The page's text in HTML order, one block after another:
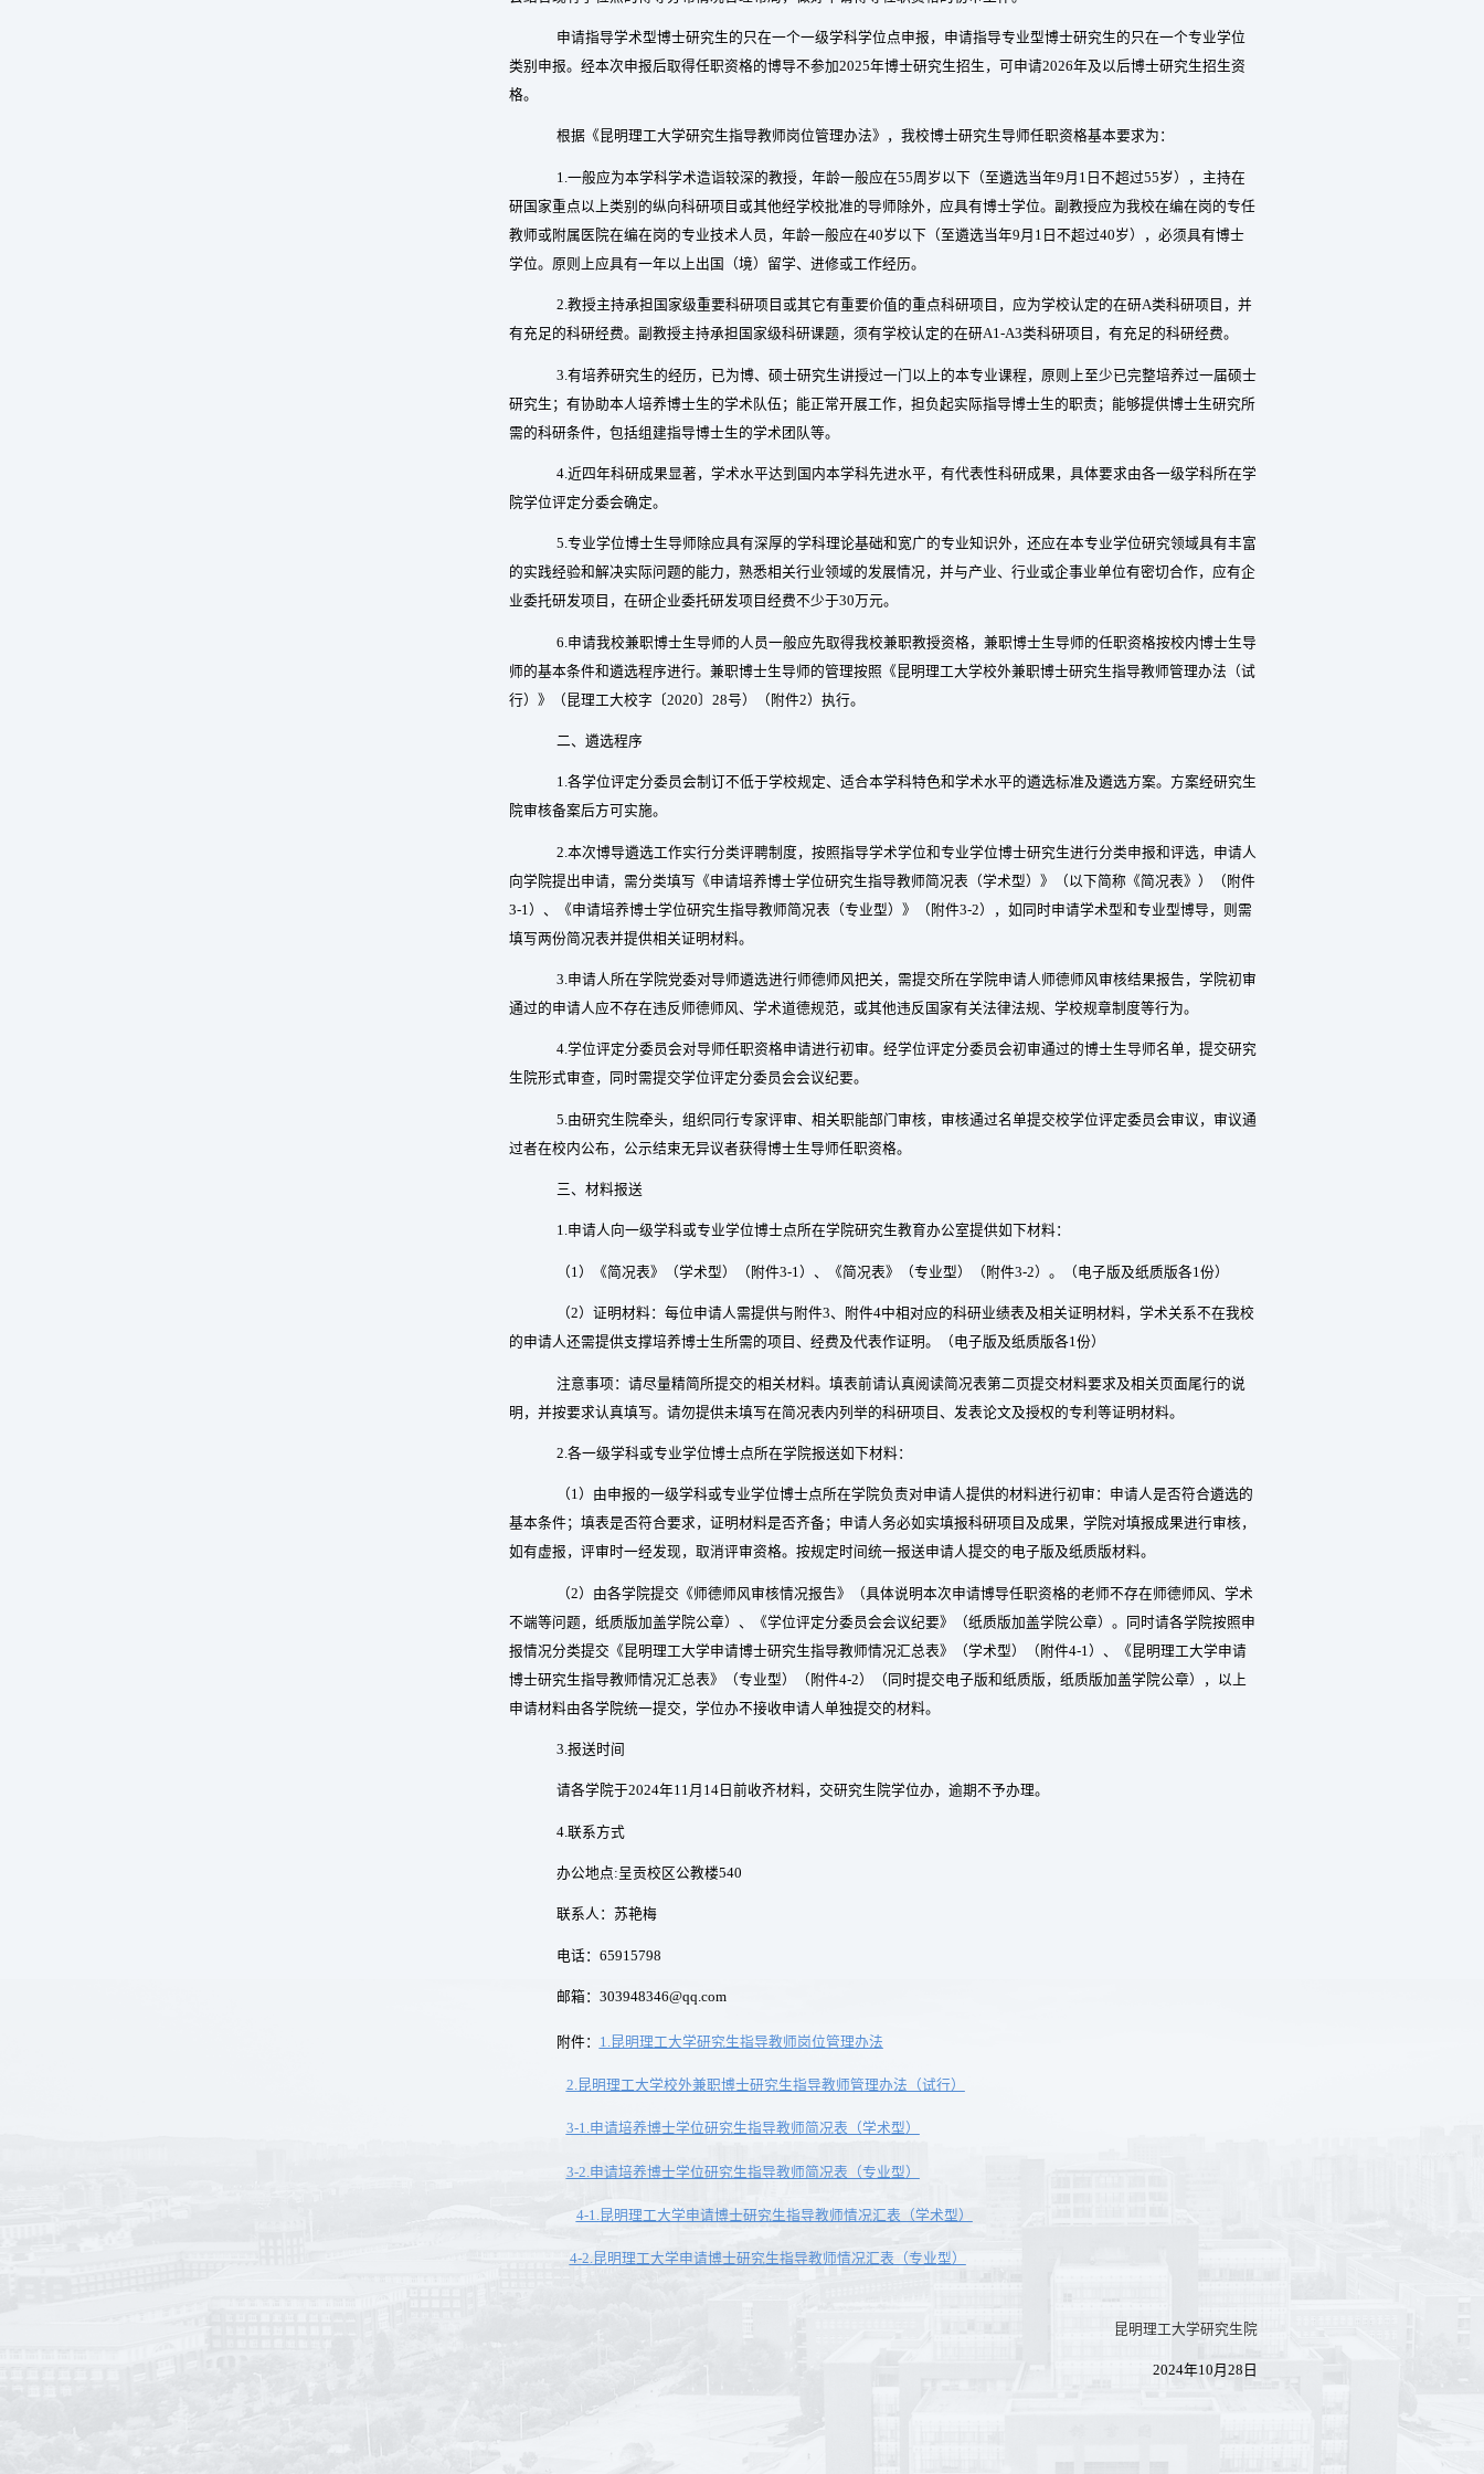
申请指导学术型博士研究生的只在一个一级学科学位点申报，申请指导专业型博士研究生的只在一个专业学位
类别申报。经本次申报后取得任职资格的博导不参加2025年博士研究生招生，可申请2026年及以后博士研究生招生资
格。
根据《昆明理工大学研究生指导教师岗位管理办法》，我校博士研究生导师任职资格基本要求为：
1. 一般应为本学科学术造诣较深的教授，年龄一般应在55周岁以下（至遴选当年9 月 1 日不超过55岁），主持在
研国家重点以上类别的纵向科研项目或其他经学校批准的导师除外，应具有博士学位。副教授应为我校在编在岗的专任
教师或附属医院在编在岗的专业技术人员，年龄一般应在40岁以下（至遴选当年9 月 1 日不超过40岁），必须具有博士
学位。原则上应具有一年以上出国（境）留学、进修或工作经历。
2.教授主持承担国家级重要科研项目或其它有重要价值的重点科研项目，应为学校认定的在研A类科研项目，并
有充足的科研经费。副教授主持承担国家级科研课题，须有学校认定的在研A1-A3类科研项目，有充足的科研经费。
3. 有培养研究生的经历，已为博、硕士研究生讲授过一门以上的本专业课程，原则上至少已完整培养过一届硕士
研究生；有协助本人培养博士生的学术队伍；能正常开展工作，担负起实际指导博士生的职责；能够提供博士生研究所
需的科研条件，包括组建指导博士生的学术团队等。
4.近四年科研成果显著，学术水平达到国内本学科先进水平，有代表性科研成果，具体要求由各一级学科所在学
院学位评定分委会确定。
5.专业学位博士生导师除应具有深厚的学科理论基础和宽广的专业知识外，还应在本专业学位研究领域具有丰富
的实践经验和解决实际问题的能力，熟悉相关行业领域的发展情况，并与产业、行业或企事业单位有密切合作，应有企
业委托研发项目，在研企业委托研发项目经费不少于30 万元。
6. 申请我校兼职博士生导师的人员一般应先取得我校兼职教授资格，兼职博士生导师的任职资格按校内博士生导
师的基本条件和遴选程序进行。兼职博士生导师的管理按照《昆明理工大学校外兼职博士研究生指导教师管理办法（试
行）》（昆理工大校字〔2020〕 28号）（附件2）执行。
二、遴选程序
1.各学位评定分委员会制订不低于学校规定、适合本学科特色和学术水平的遴选标准及遴选方案。方案经研究生
院审核备案后方可实施。
2. 本次博导遴选工作实行分类评聘制度，按照指导学术学位和专业学位博士研究生进行分类申报和评选，申请人
向学院提出申请，需分类填写《申请培养博士学位研究生指导教师简况表（学术型）》（以下简称《简况表》）（附件
3-1 ）、《申请培养博士学位研究生指导教师简况表（专业型）》（附件3-2），如同时申请学术型和专业型博导，则需
填写两份简况表并提供相关证明材料。
3.申请人所在学院党委对导师遴选进行师德师风把关，需提交所在学院申请人师德师风审核结果报告，学院初审
通过的申请人应不存在违反师德师风、学术道德规范，或其他违反国家有关法律法规、学校规章制度等行为。
4.学位评定分委员会对导师任职资格申请进行初审。经学位评定分委员会初审通过的博士生导师名单，提交研究
生院形式审查，同时需提交学位评定分委员会会议纪要。
5. 由研究生院牵头，组织同行专家评审、相关职能部门审核，审核通过名单提交校学位评定委员会审议，审议通
过者在校内公布，公示结束无异议者获得博士生导师任职资格。
三、材料报送
1.申请人向一级学科或专业学位博士点所在学院研究生教育办公室提供如下材料：
（1）《简况表》（学术型）（附件3-1）、《简况表》（专业型）（附件3-2）。（电子版及纸质版各1份）
（2）证明材料：每位申请人需提供与附件3、附件4中相对应的科研业绩表及相关证明材料，学术关系不在我校
的申请人还需提供支撑培养博士生所需的项目、经费及代表作证明。（电子版及纸质版各1份）
注意事项：请尽量精简所提交的相关材料。填表前请认真阅读简况表第二页提交材料要求及相关页面尾行的说
明，并按要求认真填写。请勿提供未填写在简况表内列举的科研项目、发表论文及授权的专利等证明材料。
2.各一级学科或专业学位博士点所在学院报送如下材料：
（1）由申报的一级学科或专业学位博士点所在学院负责对申请人提供的材料进行初审：申请人是否符合遴选的
基本条件；填表是否符合要求，证明材料是否齐备；申请人务必如实填报科研项目及成果，学院对填报成果进行审核，
如有虚报，评审时一经发现，取消评审资格。按规定时间统一报送申请人提交的电子版及纸质版材料。
（2）由各学院提交《师德师风审核情况报告》（具体说明本次申请博导任职资格的老师不存在师德师风、学术
不端等问题，纸质版加盖学院公章）、《学位评定分委员会会议纪要》（纸质版加盖学院公章）。同时请各学院按照申
报情况分类提交《昆明理工大学申请博士研究生指导教师情况汇总表》（学术型）（附件4-1 ） 、
《昆明理工大学申请
博士研究生指导教师情况汇总表》（专业型）（附件4-2）（同时提交电子版和纸质版，纸质版加盖学院公章），以上
申请材料由各学院统一提交，学位办不接收申请人单独提交的材料。
3.报送时间
请各学院于2024年11月 14日前收齐材料，交研究生院学位办，逾期不予办理。
4. 联系方式
办公地点:呈贡校区公教楼540
联系人：苏艳梅
电话： 65915798
邮箱： 303948346@qq.com
附件： 1. 昆明理工大学研究生指导教师岗位管理办法
2.昆明理工大学校外兼职博士研究生指导教师管理办法（试行）
3-1.申请培养博士学位研究生指导教师简况表（学术型）
3-2. 申请培养博士学位研究生指导教师简况表（专业型）
4-1.昆明理工大学申请博士研究生指导教师情况汇表（学术型）
4-2.昆明理工大学申请博士研究生指导教师情况汇表（专业型）
昆明理工大学研究生院
2024年10月 28 日